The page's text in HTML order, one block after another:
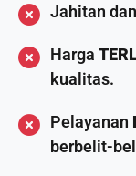
Jahitan
Harga
kualitas.
Pelayanan
berbelit-